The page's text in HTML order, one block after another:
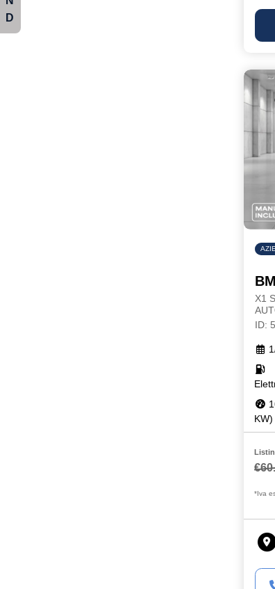
X1
ID:
KW)
*Iva
D